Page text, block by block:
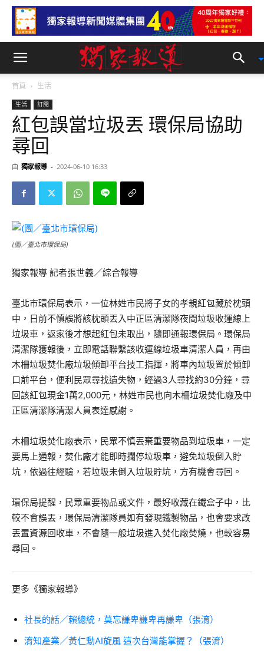
首頁 生活
生活 訂閱
紅包誤當垃圾丟 環保局協助
尋回
由 獨家報導 - 2024-06-10 16:33
(圖／臺北市環保局)
獨家報導 記者張世義／綜合報導
臺北市環保局表示，一位林姓市民將子女的孝親紅包藏於枕頭
中，日前不慎誤將該枕頭丟入中正區清潔隊夜間垃圾收運線上
垃圾車，返家後才想起紅包未取出，隨即通報環保局。環保局
清潔隊獲報後，立即電話聯繫該收運線垃圾車清潔人員，再由
木柵垃圾焚化廠垃圾傾卸平台技工指揮，將車內垃圾置於傾卸
口前平台，便利民眾尋找遺失物，經過3人尋找約30分鐘，尋
回該紅包現金1萬2,000元，林姓市民也向木柵垃圾焚化廠及中
正區清潔隊清潔人員表達感謝。
木柵垃圾焚化廠表示，民眾不慎丟棄重要物品到垃圾車，一定
要馬上通報，焚化廠才能即時攔停垃圾車，避免垃圾倒入貯
坑，依過往經驗，若垃圾未倒入垃圾貯坑，方有機會尋回。
環保局提醒，民眾重要物品或文件，最好收藏在鐵盒子中，比
較不會誤丟，環保局清潔隊員如有發現鐵製物品，也會要求改
丟置資源回收車，不會隨一般垃圾進入焚化廠焚燒，也較容易
尋回。
更多《獨家報導》
社長的話／賴總統，莫忘謙卑謙卑再謙卑（張淯）
淯知產業／黃仁勳AI旋風 這次台灣能掌握？（張淯）